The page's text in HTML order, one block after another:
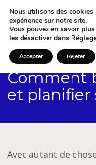
Comment
et planifier
Avec autant de
Nous utilisons des
expérience sur notre site.
Vous pouvez en savoir
les désactiver dans
Accepter Rejeter